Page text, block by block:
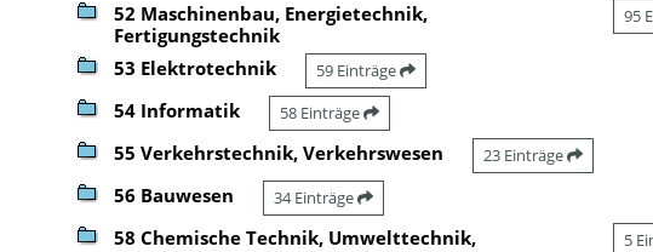
52 Maschinenbau, Energietechnik,
Fertigungstechnik
95
53 Elektrotechnik 59 Einträge
54 Informatik 58 Einträge
55 Verkehrstechnik, Verkehrswesen 23 Einträge
56 Bauwesen 34 Einträge
58 Chemische Technik, Umwelttechnik,
5